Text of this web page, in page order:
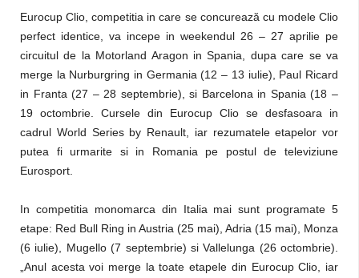
Eurocup Clio, competitia in care se concurează cu modele Clio
perfect identice, va incepe in weekendul 26 – 27 aprilie pe
circuitul de la Motorland Aragon in Spania, dupa care se va
merge la Nurburgring in Germania (12 – 13 iulie), Paul Ricard
in Franta (27 – 28 septembrie), si Barcelona in Spania (18 –
19 octombrie. Cursele din Eurocup Clio se desfasoara in
cadrul World Series by Renault, iar rezumatele etapelor vor
putea fi urmarite si in Romania pe postul de televiziune
Eurosport.
In competitia monomarca din Italia mai sunt programate 5
etape: Red Bull Ring in Austria (25 mai), Adria (15 mai), Monza
(6 iulie), Mugello (7 septembrie) si Vallelunga (26 octombrie).
„Anul acesta voi merge la toate etapele din Eurocup Clio, iar